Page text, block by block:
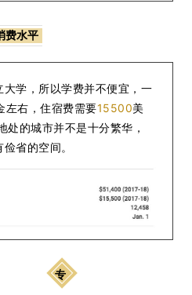
费水平
学，所以学费并不便宜，一
左右，住宿费需要15500美
处的城市并不是十分繁华，
省的空间。
专